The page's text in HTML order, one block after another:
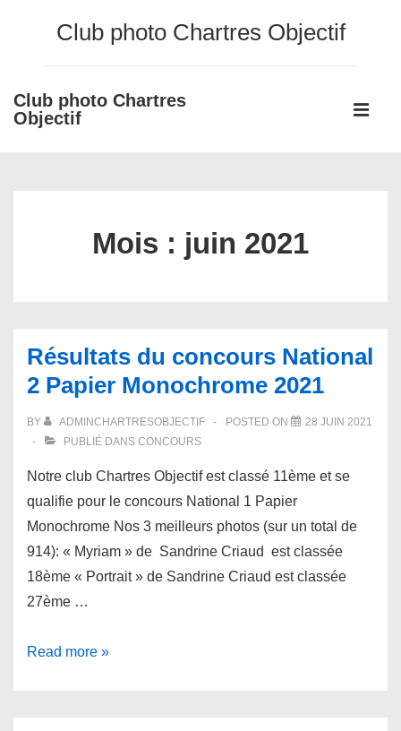
principal
Club photo Chartres Objectif
Club photo Chartres
Objectif
Main
Mois : juin 2021
Résultats du concours National
2 Papier Monochrome 2021
BY ADMINCHARTRESOBJECTIF POSTED ON
28 JUIN 2021
PUBLIÉ DANS CONCOURS
Notre club Chartres Objectif est classé 11ème et se
qualifie pour le concours National 1 Papier
Monochrome Nos 3 meilleurs photos (sur un total de
914): « Myriam » de Sandrine Criaud est classée
18ème « Portrait » de Sandrine Criaud est classée
27ème …
Résultats
Read more »